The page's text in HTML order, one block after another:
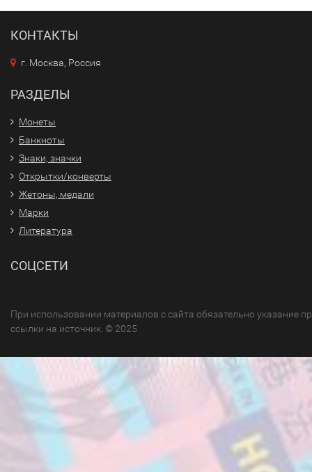
КОНТАКТЫ
г. Москва, Россия
РАЗДЕЛЫ
Монеты
Банкноты
Знаки, значки
Открытки/конверты
Жетоны, медали
Марки
Литература
СОЦСЕТИ
При использовании материалов с сайта обязательно указание
ссылки на источник. © 2025